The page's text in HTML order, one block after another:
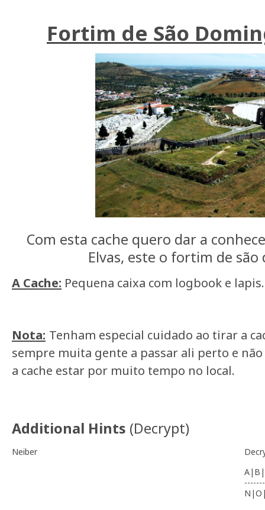
Fortim de São
Com esta cache quero dar a
Elvas, este o fortim de
A Cache: Pequena caixa com logbook e lapis.
Nota: Tenham especial cuidado ao tirar a
sempre muita gente a passar ali perto e
a cache estar por muito tempo no local.
Additional Hints (Decrypt)
Neiber